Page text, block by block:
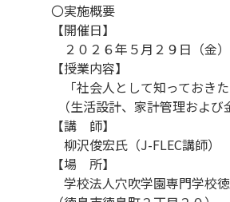
〇実施概要
【開催日】
２０２６年５月２９日（金）
【授業内容】
「社会人として知っておきた
（生活設計、家計管理および
【講 師】
柳沢俊宏氏（J-FLEC講師）
【場 所】
学校法人穴吹学園専門学校